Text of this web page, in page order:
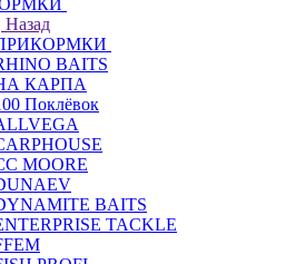
Назад
BAITS
КАРПА
Поклёвок
MOORE
BAITS
TACKLE